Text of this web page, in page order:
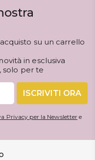
su un carrello
in esclusiva
solo per te
ISCRIVITI ORA
Privacy per la Newsletter e